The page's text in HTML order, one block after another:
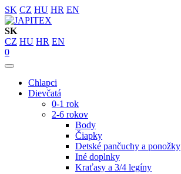
SK CZ HU HR EN
SK
CZ HU HR EN
0
Chlapci
Dievčatá
0-1 rok
2-6 rokov
Body
Čiapky
Detské pančuchy a ponožky
Iné doplnky
Kraťasy a 3/4 legíny